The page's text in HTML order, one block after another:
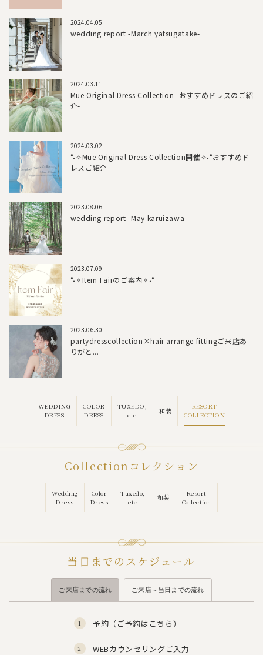
2024.04.05
wedding report -March yatsugatake-
2024.03.11
Mue Original Dress Collection -おすすめドレスのご紹
介-
2024.03.02
°˖✧Mue Original Dress Collection開催✧˖°おすすめド
レスご紹介
2023.08.06
wedding report -May karuizawa-
2023.07.09
°˖✧Item Fairのご案内✧˖°
2023.06.30
partydresscollection×hair arrange fittingご来店あ
りがと...
WEDDING
DRESS
COLOR
DRESS
TUXEDO,
etc
和装
RESORT
COLLECTION
Collection コレクション
Wedding
Dress
Color
Dress
Tuxedo,
etc
和装
Resort
Collection
当日までのスケジュール
ご来店までの流れ ご来店～当日までの流れ
予約（ご予約はこちら）
WEBカウンセリングご入力